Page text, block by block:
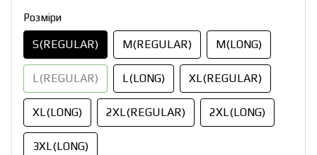
Розміри
S(REGULAR) M(REGULAR) M(LONG)
L(REGULAR) L(LONG) XL(REGULAR)
XL(LONG) 2XL(REGULAR) 2XL(LONG)
3XL(LONG)